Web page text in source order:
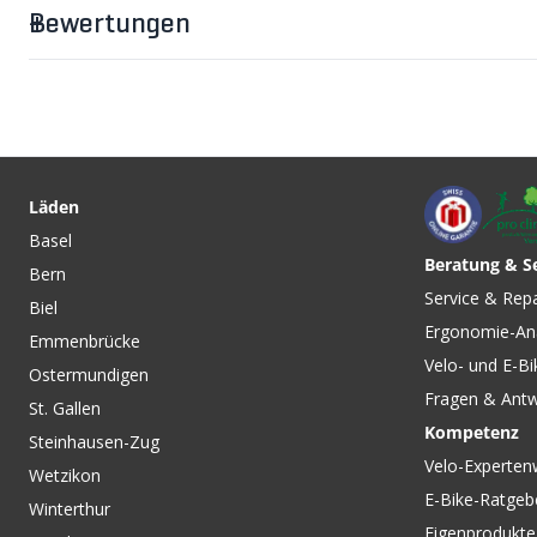
Der Korrekturglasadapter lässt sich einfach und
das Einpassen det Korrekturgläser in den Adapter an
Reinigungstuch für
MICROCLAIR SPORTS
Brillenetui /
VELOPLUS SWISS
CHF 289.00
OPTRAY Sonnenbrille Sky
von REACT
CHF 209.00
FASTER L
schwarz von JULBO
Bewertungen
Läden
Basel
Bern
Biel
Emmenbrücke
Ostermundigen
St. Gallen
Steinhausen-Zug
Wetzikon
Winterthur
Beratung &
Service &
Ergonomie-
Velo- und E-
Fragen &
Kompetenz
Velo-
E-Bike-